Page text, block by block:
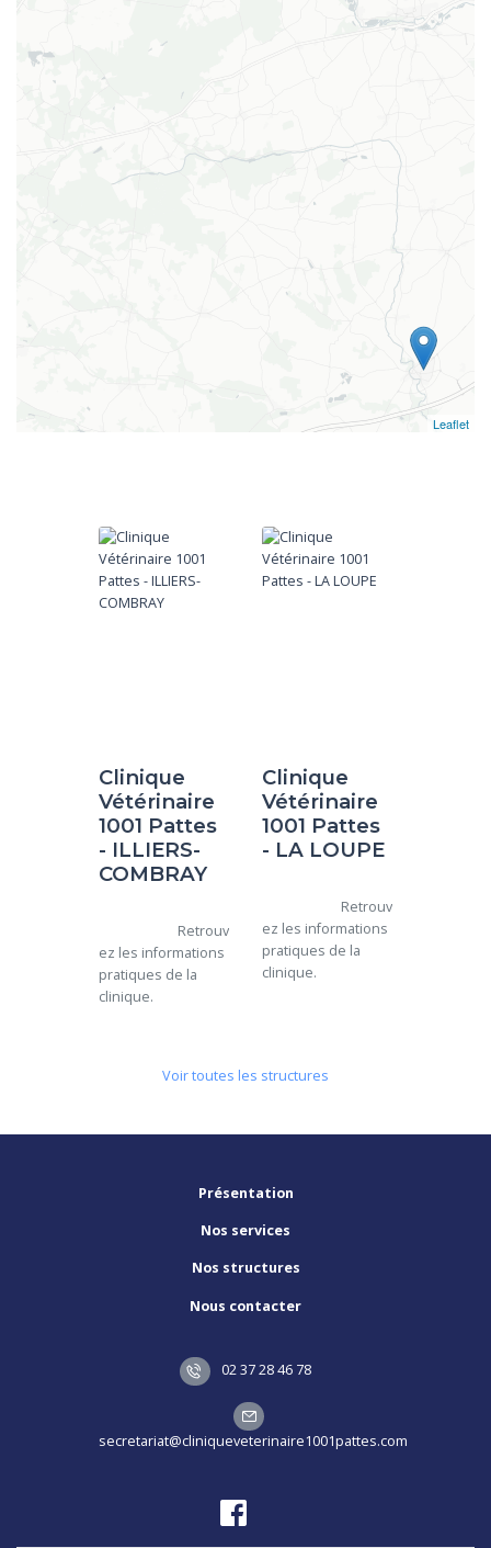
Leaflet
Clinique
Vétérinaire
1001 Pattes
- ILLIERS-
COMBRAY
ez les informations
pratiques de la
clinique.
Clinique
Vétérinaire
1001 Pattes
- LA LOUPE
ez les informations
pratiques de la
clinique.
Voir toutes les structures
Présentation
Nos services
Nos structures
Nous contacter
02 37 28 46 78
secretariat@cliniqueveterinaire1001pattes.com